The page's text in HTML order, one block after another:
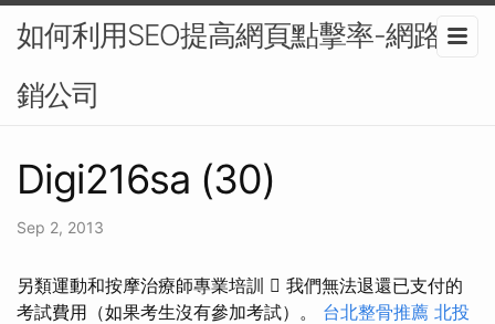
如何利用SEO提高網頁點擊率-網路行
銷公司
Digi216sa (30)
Sep 2, 2013
另類運動和按摩治療師專業培訓  我們無法退還已支付的
考試費用（如果考生沒有參加考試）。 台北整骨推薦 北投